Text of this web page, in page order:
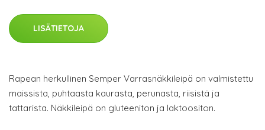
LISÄTIETOJA
Rapean herkullinen Semper Varrasnäkkileipä on valmistettu
maissista, puhtaasta kaurasta, perunasta, riisistä ja
tattarista. Näkkileipä on gluteeniton ja laktoositon.